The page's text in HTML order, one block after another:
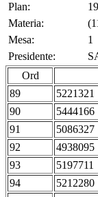
Plan:
Materia:
Mesa:
1
Presidente:
Ord
89
5221321
90 5444166
91 5086327
92 4938095
93 5197711
94 5212280